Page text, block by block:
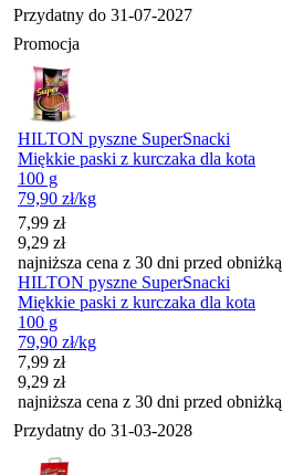
Przydatny do 31-07-2027
Promocja
HILTON pyszne SuperSnacki
Miękkie paski z kurczaka dla kota
100 g
79,90 zł/kg
Cena promocyjna
7,99 zł
9,29 zł
najniższa cena z 30 dni przed obniżką
HILTON pyszne SuperSnacki
Miękkie paski z kurczaka dla kota
100 g
79,90 zł/kg
Cena promocyjna
7,99 zł
9,29 zł
najniższa cena z 30 dni przed obniżką
Przydatny do 31-03-2028